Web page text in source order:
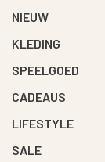
NIEUW
KLEDING
SPEELGOED
CADEAUS
LIFESTYLE
SALE